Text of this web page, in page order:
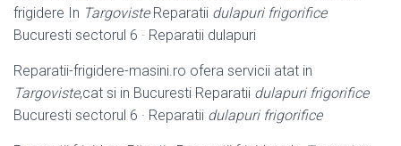
frigidere In TargovisteReparatii dulapuri frigorifice
Bucuresti sectorul 6 · Reparatii dulapuri
Reparatii-frigidere-masini.ro ofera servicii atat in
Targoviste,cat si in Bucuresti Reparatii dulapuri frigorifice
Bucuresti sectorul 6 · Reparatii dulapuri frigorifice